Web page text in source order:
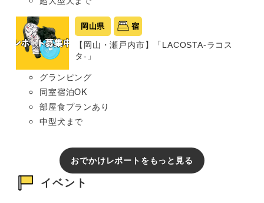
岡山県 宿
【岡山・瀬戸内市】「LACOSTA-ラコス
タ-」
グランピング
同室宿泊OK
部屋食プランあり
中型犬まで
おでかけレポートをもっと見る
イベント